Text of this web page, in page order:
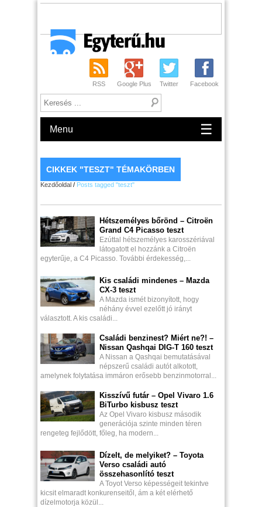
RSS Google Plus Twitter Facebook
Menu ☰
CIKKEK "TESZT" TÉMAKÖRBEN
Kezdőoldal / Posts tagged "teszt"
Hétszemélyes bőrönd – Citroёn
Grand C4 Picasso teszt
Ezúttal hétszemélyes karosszériával
látogatott el hozzánk a Citroёn
egyterűje, a C4 Picasso. További érdekesség,...
Kis családi mindenes – Mazda
CX-3 teszt
A Mazda ismét bizonyított, hogy
néhány évvel ezelőtt jó irányt
választott. A kis családi...
Családi benzinest? Miért ne?! –
Nissan Qashqai DIG-T 160 teszt
A Nissan a Qashqai bemutatásával
népszerű családi autót alkotott,
amelynek folytatása immáron erősebb benzinmotorral...
Kisszívű futár – Opel Vivaro 1.6
BiTurbo kisbusz teszt
Az Opel Vivaro kisbusz második
generációja szinte minden téren
rengeteg fejlődött, főleg, ha modern...
Dízelt, de melyiket? – Toyota
Verso családi autó
összehasonlító teszt
A Toyot Verso képességeit tekintve
kicsit elmaradt konkurenseitől, ám a két elérhető
dízelmotorja közül...